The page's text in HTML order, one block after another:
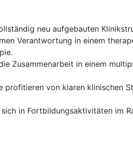
neu aufgebauten
Verantwortung in einem
Zusammenarbeit in einem
profitieren von klaren klinischen
in Fortbildungsaktivitäten im